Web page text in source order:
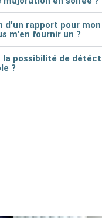
d'un rapport pour
m'en fournir un ?
la possibilité de
?